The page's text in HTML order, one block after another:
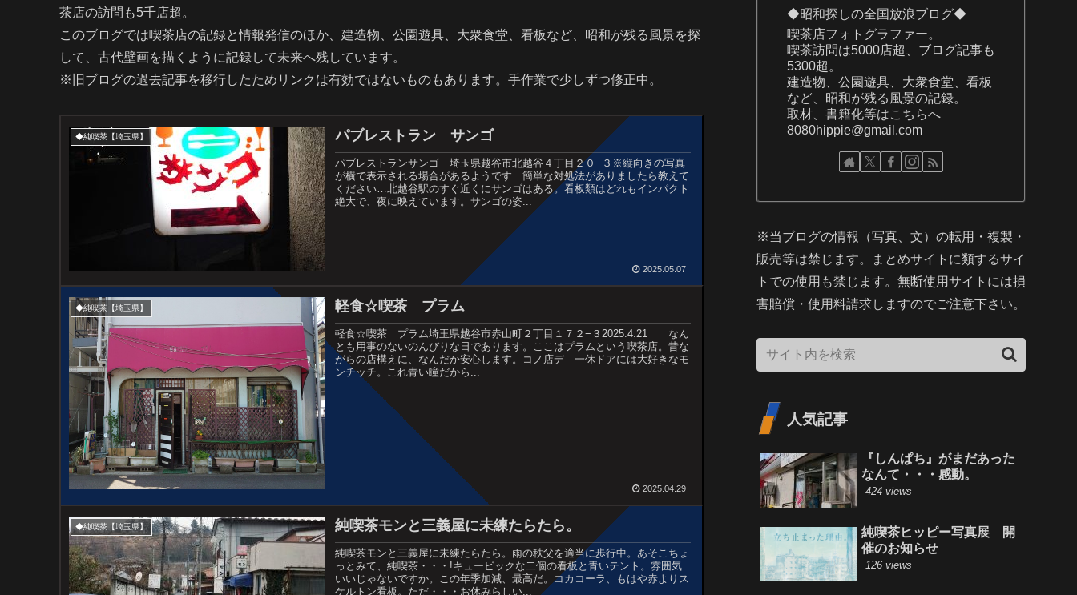
茶店の訪問も5千店超。
このブログでは喫茶店の記録と情報発信のほか、建造物、公園遊具、大衆食堂、看板など、昭和が残る風景を探
して、古代壁画を描くように記録して未来へ残しています。
※旧ブログの過去記事を移行したためリンクは有効ではないものもあります。手作業で少しずつ修正中。
◆純喫茶【埼玉県】 パブレストラン サンゴ
パブレストランサンゴ 埼玉県越谷市北越谷４丁目２０−３※縦向きの写真
が横で表示される場合があるようです 簡単な対処法がありましたら教えて
ください…北越谷駅のすぐ近くにサンゴはある。看板類はどれもインパクト
絶大で、夜に映えています。サンゴの姿...
2025.05.07
◆純喫茶【埼玉県】 軽食☆喫茶 プラム
軽食☆喫茶 プラム埼玉県越谷市赤山町２丁目１７２−３2025.4.21 なん
とも用事のないのんびりな日であります。ここはプラムという喫茶店。昔な
がらの店構えに、なんだか安心します。コノ店デ 一休ドアには大好きなモ
ンチッチ。これ青い瞳だから...
2025.04.29
◆純喫茶【埼玉県】 純喫茶モンと三義屋に未練たらたら。
純喫茶モンと三義屋に未練たらたら。雨の秩父を適当に歩行中。あそこちょ
っとみて、純喫茶・・・!キュービックな二個の看板と青いテント。雰囲気
いいじゃないですか。この年季加減、最高だ。コカコーラ、もはや赤よりス
ケルトン看板。ただ・・・お休みらしい...
◆昭和探しの全国放浪ブログ◆
喫茶店フォトグラファー。
喫茶訪問は5000店超、ブログ記事も
5300超。
建造物、公園遊具、大衆食堂、看板
など、昭和が残る風景の記録。
取材、書籍化等はこちらへ
8080hippie@gmail.com
※当ブログの情報（写真、文）の転用・複製・
販売等は禁じます。まとめサイトに類するサイ
トでの使用も禁じます。無断使用サイトには損
害賠償・使用料請求しますのでご注意下さい。
人気記事
『しんぱち』がまだあった
なんて・・・感動。
424 views
純喫茶ヒッピー写真展 開
催のお知らせ
126 views